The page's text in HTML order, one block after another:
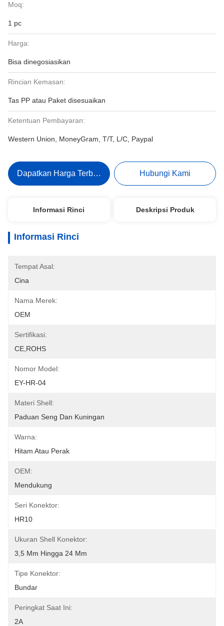
Moq:
1 pc
Harga:
Bisa dinegosiasikan
Rincian Kemasan:
Tas PP atau Paket disesuaikan
Ketentuan Pembayaran:
Western Union, MoneyGram, T/T, L/C, Paypal
Dapatkan Harga Terbaik Hubungi Kami
Informasi Rinci Deskripsi Produk
Informasi Rinci
Tempat Asal:
Cina
Nama Merek:
OEM
Sertifikasi:
CE,ROHS
Nomor Model:
EY-HR-04
Materi Shell:
Paduan Seng Dan Kuningan
Warna:
Hitam Atau Perak
OEM:
Mendukung
Seri Konektor:
HR10
Ukuran Shell Konektor:
3,5 Mm Hingga 24 Mm
Tipe Konektor:
Bundar
Peringkat Saat Ini:
2A